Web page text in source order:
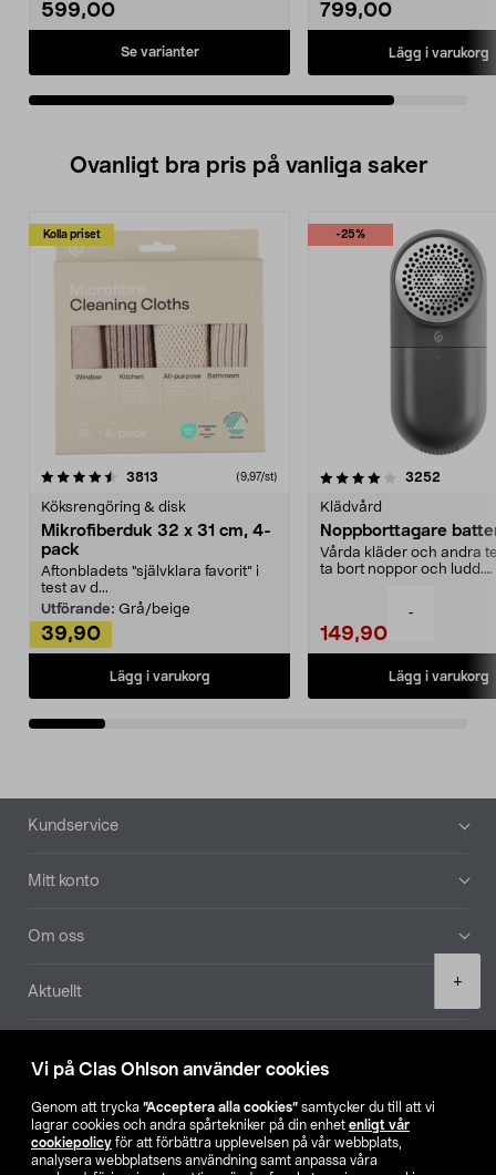
Vi på Clas Ohlson använder cookies
Genom att trycka ”Acceptera alla cookies” samtycker du till att vi
lagrar cookies och andra spårtekniker på din enhet enligt vår
cookiepolicy för att förbättra upplevelsen på vår webbplats,
analysera webbplatsens användning samt anpassa våra
-
+
på din dator.
599,00
Se varianter
och exakt digital
bakgrundsbelyst display.
• True RMS – mät växel-
likspänning upp till 1000
resistans, frekvens,
i realtid och spara dem
datorn.
799,00
Lägg i varukorg
Ovanligt bra pris på vanliga saker
Kolla priset
3813 (9,97/st)
Köksrengöring & disk
Mikrofiberduk 32 x 31 cm, 4-
pack
Aftonbladets "självklara favorit” i
test av d...
Utförande: Grå/beige
39,90
Lägg i varukorg
-25%
4.0av 5 stjärnor 3252
Klädvård
Noppborttagare
Vårda kläder och andra
ta bort noppor och ludd.
149,90
Lägg i varukorg
4.5av 5 stjärnor
Sidfot
Kundservice
Mitt konto
Om oss
Aktuellt
Hitta butik
SE NO FI